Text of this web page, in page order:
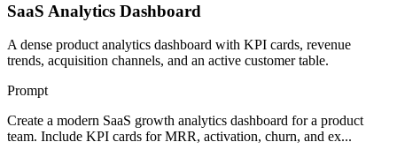
SaaS Analytics Dashboard
A dense product analytics dashboard with KPI cards, revenue
trends, acquisition channels, and an active customer table.
Prompt
Create a modern SaaS growth analytics dashboard for a product
team. Include KPI cards for MRR, activation, churn, and ex...